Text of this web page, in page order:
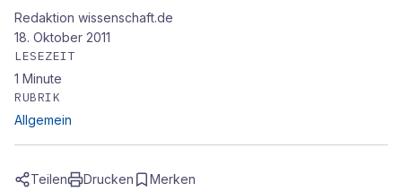
Redaktion wissenschaft.de
18. Oktober 2011
LESEZEIT
1 Minute
RUBRIK
Allgemein
Teilen Drucken Merken